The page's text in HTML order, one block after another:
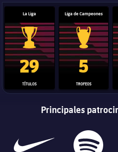
La Liga
Trofeo de La Liga
29
TÍTULOS
Liga de Campeones
Trofeo de
5
TROFEOS
Principales